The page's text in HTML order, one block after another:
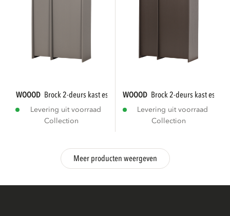
WOOOD brock 2-deurs kast essen fineer...
Levering uit voorraad
Collection
WOOOD brock 2-deurs kast
Levering uit voorraad
Collection
Meer producten weergeven